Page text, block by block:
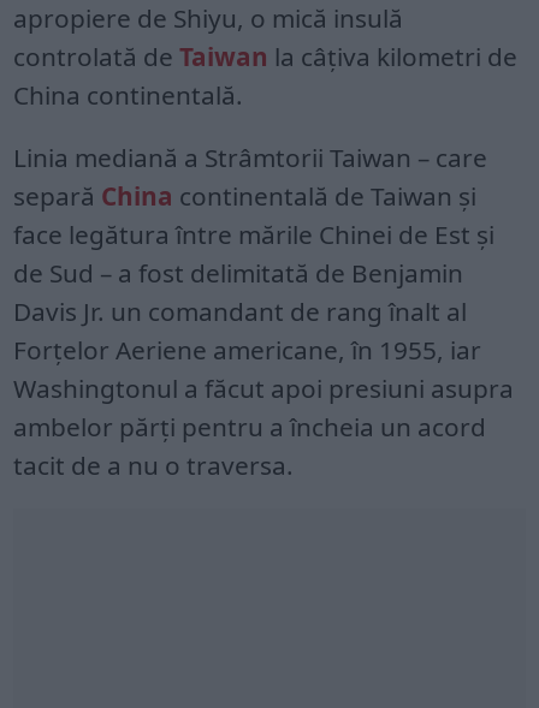
apropiere de Shiyu, o mică insulă
controlată deTaiwan la câțiva kilometri de
China continentală.
Linia mediană a Strâmtorii Taiwan – care
separă China continentală de Taiwan și
face legătura între mările Chinei de Est și
de Sud – a fost delimitată de Benjamin
Davis Jr. un comandant de rang înalt al
Forțelor Aeriene americane, în 1955, iar
Washingtonul a făcut apoi presiuni asupra
ambelor părți pentru a încheia un acord
tacit de a nu o traversa.